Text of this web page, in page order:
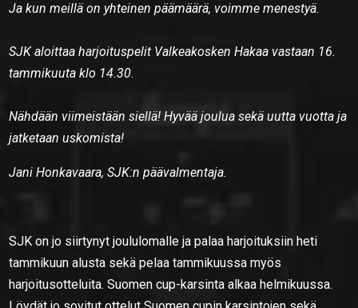
Ja kun meillä on yhteinen päämäärä, voimme menestyä.
SJK aloittaa harjoituspelit Valkeakosken Hakaa vastaan 16.
tammikuuta klo 14.30.
Nähdään viimeistään siellä! Hyvää joulua sekä uutta vuotta ja
jatketaan uskomista!
Jani Honkavaara, SJK:n päävalmentaja.
SJK on jo siirtynyt joululomalle ja palaa harjoituksiin heti
tammikuun alusta sekä pelaa tammikuussa myös
harjoitusotteluita. Suomen cup-karsinta alkaa helmikuussa.